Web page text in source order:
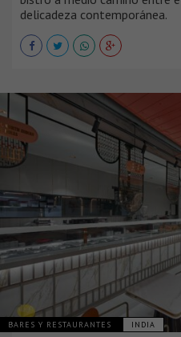
delicadeza contemporánea.
BARES Y RESTAURANTES INDIA